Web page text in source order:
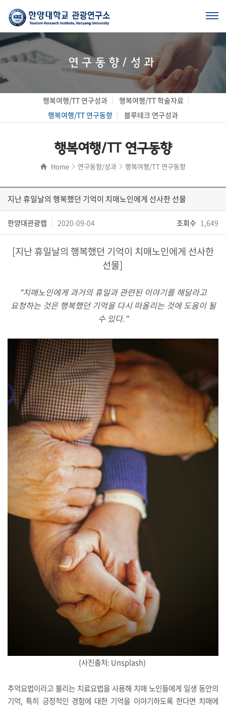
연구동향/성과
행복여행/TT 연구성과
행복여행/TT 학술자료
행복여행/TT 연구동향
블루테크 연구성과
행복여행/TT 연구동향
Home 연구동향/성과 행복여행/TT 연구동향
지난 휴일날의 행복했던 기억이 치매노인에게 선사한 선물
한양대관광랩 2020-09-04 조회수 1,649
[지난 휴일날의 행복했던 기억이 치매노인에게 선사한
선물]
"치매노인에게 과거의 휴일과 관련된 이야기를 해달라고
요청하는 것은 행복했던 기억을 다시 떠올리는 것에 도움이 될
수 있다."
(사진출처: Unsplash)
추억요법이라고 불리는 치료요법을 사용해 치매 노인들에게 일생 동안의
기억, 특히 긍정적인 경험에 대한 기억을 이야기하도록 한다면 치매에